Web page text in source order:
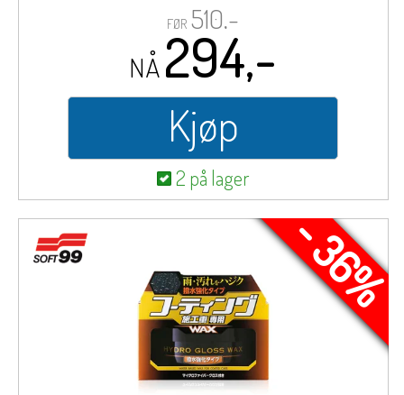
FØR 510,-
NÅ294,-
Kjøp
2 på lager
- 36%